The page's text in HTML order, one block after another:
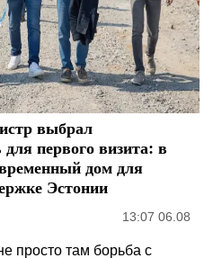
выбрал
первого визита: в
дом для
Эстонии
13:07 06.08
просто там борьба с